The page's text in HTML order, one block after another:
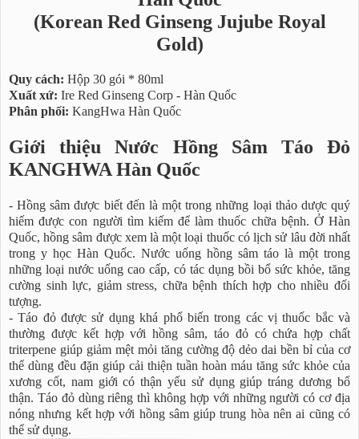
(Korean Red Ginseng Jujube Royal
Gold)
Quy cách: Hộp 30 gói * 80ml
Xuất xứ: Ire Red Ginseng Corp - Hàn Quốc
Phân phối: KangHwa Hàn Quốc
Giới thiệu Nước Hồng Sâm Táo Đỏ
KANGHWA Hàn Quốc
- Hồng sâm được biết đến là một trong những loại thảo dược quý
hiếm được con người tìm kiếm để làm thuốc chữa bệnh. Ở Hàn
Quốc, hồng sâm được xem là một loại thuốc có lịch sử lâu đời nhất
trong y học Hàn Quốc. Nước uống hồng sâm táo là một trong
những loại nước uống cao cấp, có tác dụng bồi bổ sức khỏe, tăng
cường sinh lực, giảm stress, chữa bệnh thích hợp cho nhiều đối
tượng.
- Táo đỏ được sử dụng khá phổ biến trong các vị thuốc bắc và
thường được kết hợp với hồng sâm, táo đỏ có chứa hợp chất
triterpene giúp giảm mệt mỏi tăng cường độ dẻo dai bền bỉ của cơ
thể dùng đều đặn giúp cải thiện tuần hoàn máu tăng sức khỏe của
xương cốt, nam giới có thận yếu sử dụng giúp tráng dương bổ
thận. Táo đỏ dùng riêng thì không hợp với những người có cơ địa
nóng nhưng kết hợp với hồng sâm giúp trung hòa nên ai cũng có
thể sử dụng.